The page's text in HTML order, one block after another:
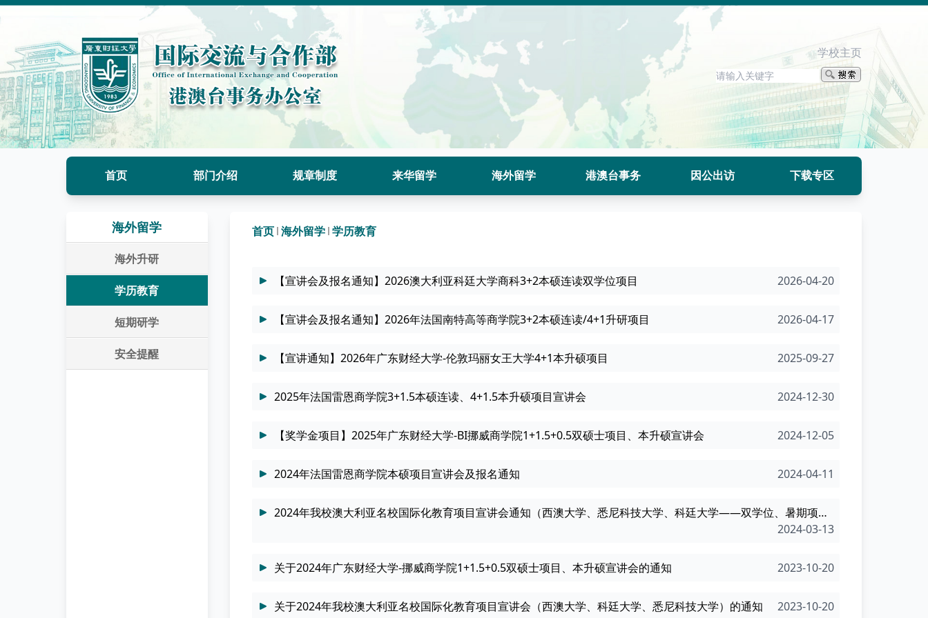
学校主页
首页 部门介绍 规章制度 来华留学 海外留学 港澳台事务 因公出访 下载专区
海外留学
海外升研
学历教育
短期研学
安全提醒
首页 海外留学 学历教育
【宣讲会及报名通知】2026澳大利亚科廷大学商科3+2本硕连读双学位项目 2026-04-20
【宣讲会及报名通知】2026年法国南特高等商学院3+2本硕连读/4+1升研项目 2026-04-17
【宣讲通知】2026年广东财经大学-伦敦玛丽女王大学4+1本升硕项目 2025-09-27
2025年法国雷恩商学院3+1.5本硕连读、4+1.5本升硕项目宣讲会 2024-12-30
【奖学金项目】2025年广东财经大学-BI挪威商学院1+1.5+0.5双硕士项目、本升硕宣讲会 2024-12-05
2024年法国雷恩商学院本硕项目宣讲会及报名通知 2024-04-11
2024年我校澳大利亚名校国际化教育项目宣讲会通知（西澳大学、悉尼科技大学、科廷大学——双学位、暑期项目、学期访学、升研等）
2024-03-13
关于2024年广东财经大学-挪威商学院1+1.5+0.5双硕士项目、本升硕宣讲会的通知 2023-10-20
关于2024年我校澳大利亚名校国际化教育项目宣讲会（西澳大学、科廷大学、悉尼科技大学）的通知 2023-10-20